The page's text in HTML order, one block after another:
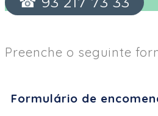
Preenche o seguinte
Formulário de